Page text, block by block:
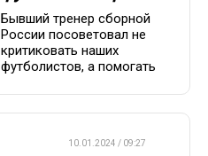
Бывший тренер сборной
России посоветовал не
критиковать наших
футболистов, а помогать
10.01.2024 / 09:27